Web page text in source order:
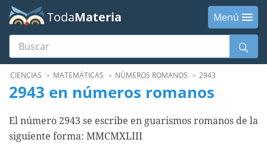
TodaMateria
Menú
Buscar
MenúCIENCIAS MATEMÁTICAS NÚMEROS ROMANOS 2943
2943 en números romanos
El número 2943 se escribe en guarismos romanos de la
siguiente forma: MMCMXLIII